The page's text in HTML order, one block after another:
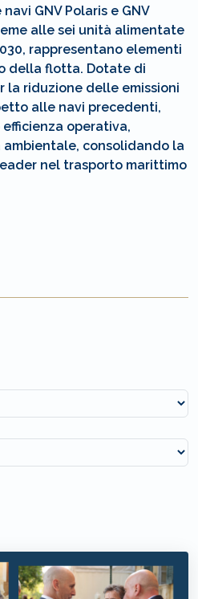
GNV Polaris e GNV
alle sei unità alimentate
rappresentano elementi
della flotta. Dotate di
la riduzione delle emissioni
alle navi precedenti,
operativa,
consolidando la
nel trasporto marittimo